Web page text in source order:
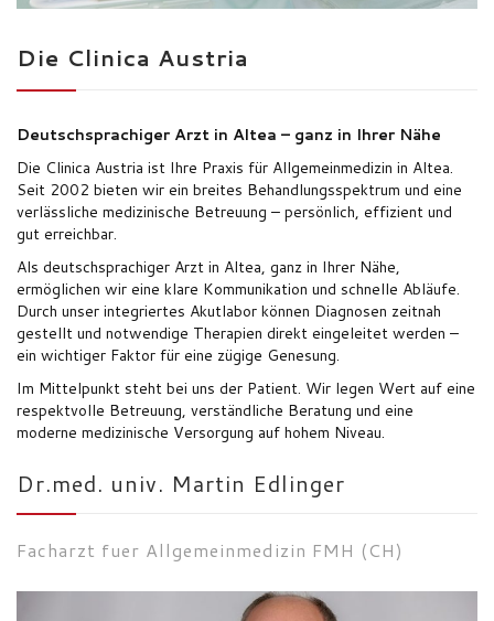
ÜBER UNS
KONTAKT
Die Clinica Austria
Deutschsprachiger Arzt in Altea – ganz in Ihrer Nähe
Die Clinica Austria ist Ihre Praxis für Allgemeinmedizin in Altea.
Seit 2002 bieten wir ein breites Behandlungsspektrum und eine
verlässliche medizinische Betreuung – persönlich, effizient und
gut erreichbar.
Als deutschsprachiger Arzt in Altea, ganz in Ihrer Nähe,
ermöglichen wir eine klare Kommunikation und schnelle Abläufe.
Durch unser integriertes Akutlabor können Diagnosen zeitnah
gestellt und notwendige Therapien direkt eingeleitet werden –
ein wichtiger Faktor für eine zügige Genesung.
Im Mittelpunkt steht bei uns der Patient. Wir legen Wert auf eine
respektvolle Betreuung, verständliche Beratung und eine
moderne medizinische Versorgung auf hohem Niveau.
Dr.med. univ. Martin Edlinger
Facharzt fuer Allgemeinmedizin FMH (CH)